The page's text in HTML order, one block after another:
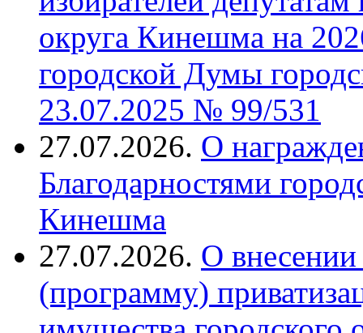
округа Кинешма на
городской Думы
23.07.2025 № 99/531
27.07.2026. О
Благодарностями
Кинешма
27.07.2026. О
(программу)